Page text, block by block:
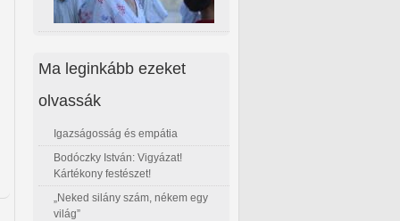
Ma leginkább ezeket
olvassák
Igazságosság és empátia
Bodóczky István: Vigyázat!
Kártékony festészet!
„Neked silány szám, nékem egy
világ”